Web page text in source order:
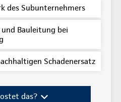
des Subunternehmers
Bauleitung bei
Schadenersatz
das?